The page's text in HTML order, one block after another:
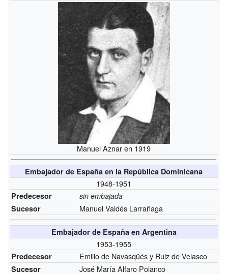
Manuel Aznar en 1919
Embajador de España en la República Dominicana
1948-1951
Predecesor
sin embajada
Sucesor
Manuel Valdés Larrañaga
Embajador de España en Argentina
1953-1955
Predecesor Emilio de Navasqüés y Ruiz de Velasco
Sucesor José María Alfaro Polanco